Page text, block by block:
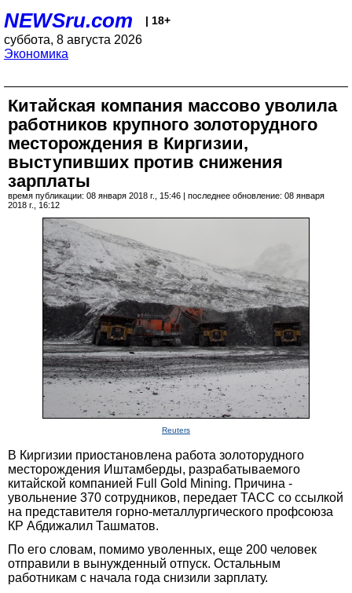
NEWSru.com | 18+
суббота, 8 августа 2026
Экономика
Китайская компания массово уволила
работников крупного золоторудного
месторождения в Киргизии,
выступивших против снижения
зарплаты
время публикации: 08 января 2018 г., 15:46 | последнее обновление: 08 января
2018 г., 16:12
Reuters
В Киргизии приостановлена работа золоторудного
месторождения Иштамберды, разрабатываемого
китайской компанией Full Gold Mining. Причина -
увольнение 370 сотрудников, передает ТАСС со ссылкой
на представителя горно-металлургического профсоюза
КР Абдижалил Ташматов.
По его словам, помимо уволенных, еще 200 человек
отправили в вынужденный отпуск. Остальным
работникам с начала года снизили зарплату.